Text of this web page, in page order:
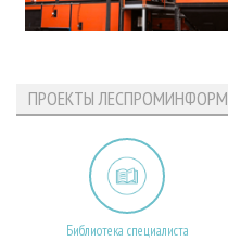
ПРОЕКТЫ ЛЕСПРОМИНФОРМ
Библиотека специалиста